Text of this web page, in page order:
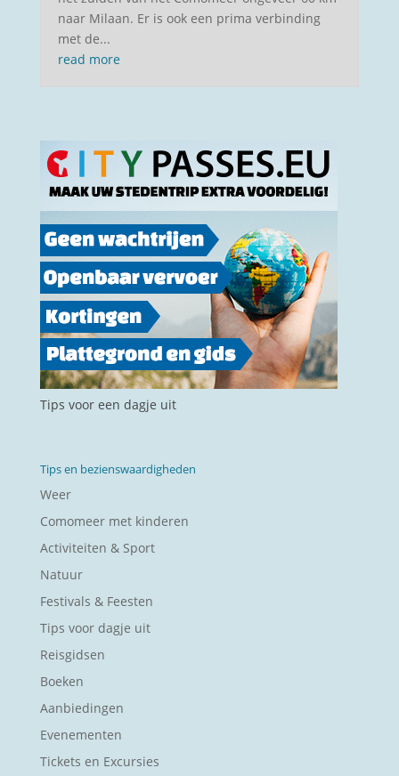
naar Milaan. Er is ook een prima verbinding
met de...
read more
Tips voor een dagje uit
Tips en bezienswaardigheden
Weer
Comomeer met kinderen
Activiteiten & Sport
Natuur
Festivals & Feesten
Tips voor dagje uit
Reisgidsen
Boeken
Aanbiedingen
Evenementen
Tickets en Excursies